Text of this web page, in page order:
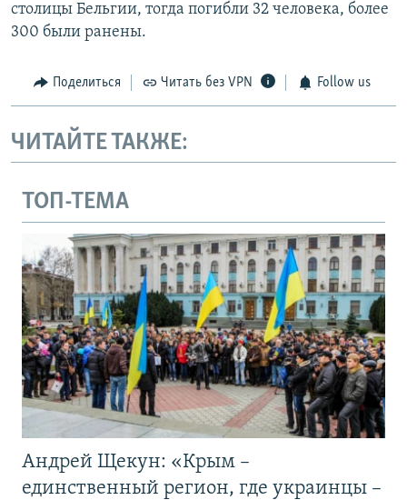
столицы Бельгии, тогда погибли 32 человека, более
300 были ранены.
Поделиться Читать без VPN Follow us
ЧИТАЙТЕ ТАКЖЕ:
ТОП-ТЕМА
Андрей Щекун: «Крым –
единственный регион, где украинцы –